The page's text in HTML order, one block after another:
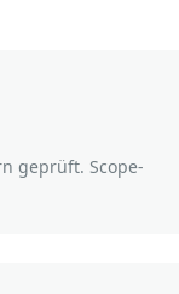
geprüft. Scope-